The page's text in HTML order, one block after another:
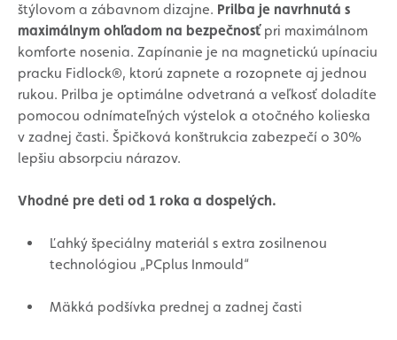
štýlovom a zábavnom dizajne. Prilba je navrhnutá s
maximálnym ohľadom na bezpečnosťpri maximálnom
komforte nosenia. Zapínanie je na magnetickú upínaciu
pracku Fidlock®, ktorú zapnete a rozopnete aj jednou
rukou. Prilba je optimálne odvetraná a veľkosť doladíte
pomocou odnímateľných výstelok a otočného kolieska
v zadnej časti. Špičková konštrukcia zabezpečí o 30%
lepšiu absorpciu nárazov.
Vhodné pre deti od 1 roka a dospelých.
Ľahký špeciálny materiál s extra zosilnenou
technológiou „PCplus Inmould“
Mäkká podšívka prednej a zadnej časti